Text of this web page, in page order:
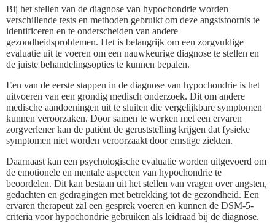
Bij het stellen van de diagnose van hypochondrie worden
verschillende tests en methoden gebruikt om deze angststoornis te
identificeren en te onderscheiden van andere
gezondheidsproblemen. Het is belangrijk om een zorgvuldige
evaluatie uit te voeren om een nauwkeurige diagnose te stellen en
de juiste behandelingsopties te kunnen bepalen.
Een van de eerste stappen in de diagnose van hypochondrie is het
uitvoeren van een grondig medisch onderzoek. Dit om andere
medische aandoeningen uit te sluiten die vergelijkbare symptomen
kunnen veroorzaken. Door samen te werken met een ervaren
zorgverlener kan de patiënt de geruststelling krijgen dat fysieke
symptomen niet worden veroorzaakt door ernstige ziekten.
Daarnaast kan een psychologische evaluatie worden uitgevoerd om
de emotionele en mentale aspecten van hypochondrie te
beoordelen. Dit kan bestaan uit het stellen van vragen over angsten,
gedachten en gedragingen met betrekking tot de gezondheid. Een
ervaren therapeut zal een gesprek voeren en kunnen de DSM-5-
criteria voor hypochondrie gebruiken als leidraad bij de diagnose.